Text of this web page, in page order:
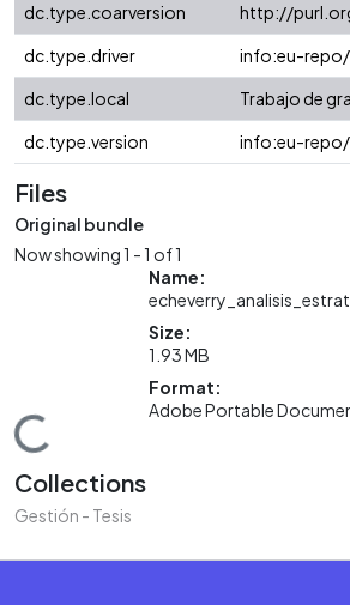
dc.type.coarversion
http://
dc.type.driver
info:eu-
dc.type.local
Trabajo de
dc.type.version
info:eu-repo/
Files
Original bundle
Now showing1 - 1 of 1
Loading...
Name:
Size:
1.93 MB
Format:
Adobe Portable
Collections
Gestión - Tesis